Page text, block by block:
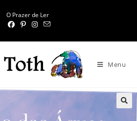
O Prazer de Ler
Menu